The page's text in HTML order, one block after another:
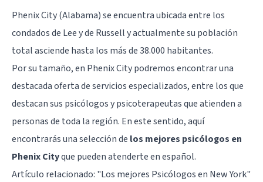
Phenix City (Alabama) se encuentra ubicada entre los
condados de Lee y de Russell y actualmente su población
total asciende hasta los más de 38.000 habitantes.
Por su tamaño, en Phenix City podremos encontrar una
destacada oferta de servicios especializados, entre los que
destacan sus psicólogos y psicoterapeutas que atienden a
personas de toda la región. En este sentido, aquí
encontrarás una selección de los mejores psicólogos en
Phenix Cityque pueden atenderte en español.
Artículo relacionado: "Los mejores Psicólogos en New York"